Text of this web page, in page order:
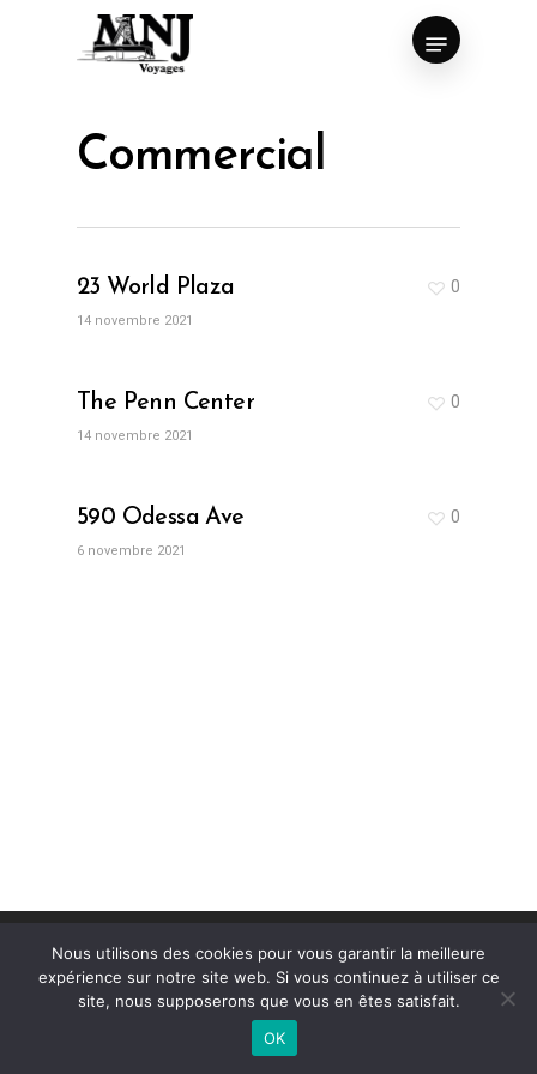
Menu
Commercial
23 World Plaza
14 novembre 2021
0
The Penn Center
14 novembre 2021
0
590 Odessa Ave
6 novembre 2021
0
Mentions légales
Nous utilisons des cookies pour vous garantir la meilleure
expérience sur notre site web. Si vous continuez à utiliser ce
site, nous supposerons que vous en êtes satisfait.
OK